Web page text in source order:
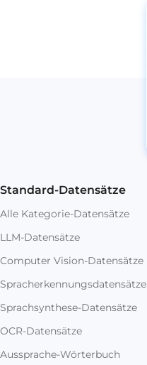
Standard-Datensätze
Alle Kategorie-Datensätze
LLM-Datensätze
Computer Vision-Datensätze
Spracherkennungsdatensätze
Sprachsynthese-Datensätze
OCR-Datensätze
Aussprache-Wörterbuch